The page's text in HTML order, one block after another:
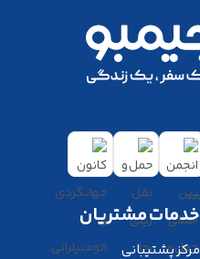
خدمات مشتریان
مرکز پشتیبانی